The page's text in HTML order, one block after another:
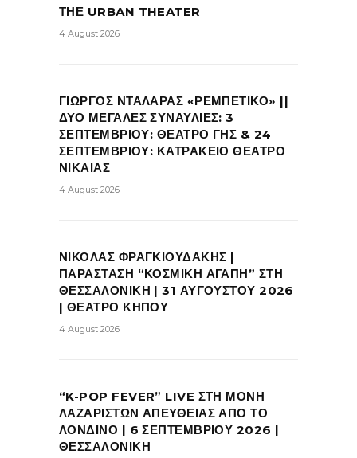
ΤΗΕ URBAN THEATER
4 August 2026
ΓΙΩΡΓΟΣ ΝΤΑΛΑΡΑΣ «ΡΕΜΠΕΤΙΚΟ» ||
ΔΥΟ ΜΕΓΑΛΕΣ ΣΥΝΑΥΛΙΕΣ: 3
ΣΕΠΤΕΜΒΡΙΟΥ: ΘΕΑΤΡΟ ΓΗΣ & 24
ΣΕΠΤΕΜΒΡΙΟΥ: ΚΑΤΡΑΚΕΙΟ ΘΕΑΤΡΟ
ΝΙΚΑΙΑΣ
4 August 2026
ΝΙΚΟΛΑΣ ΦΡΑΓΚΙΟΥΔΑΚΗΣ |
ΠΑΡΑΣΤΑΣΗ “ΚΟΣΜΙΚΗ ΑΓΑΠΗ” ΣΤΗ
ΘΕΣΣΑΛΟΝΙΚΗ | 31 ΑΥΓΟΥΣΤΟΥ 2026
| ΘΕΑΤΡΟ ΚΗΠΟΥ
4 August 2026
“K-POP FEVER” LIVE ΣΤΗ ΜΟΝΗ
ΛΑΖΑΡΙΣΤΩΝ ΑΠΕΥΘΕΙΑΣ ΑΠΟ ΤΟ
ΛΟΝΔΙΝΟ | 6 ΣΕΠΤΕΜΒΡΙΟΥ 2026 |
ΘΕΣΣΑΛΟΝΙΚΗ